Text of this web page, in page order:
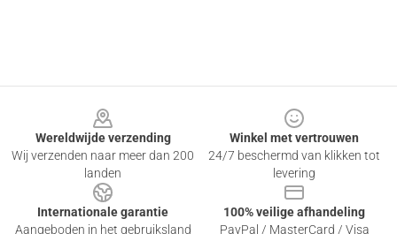
Wereldwijde verzending
Wij verzenden naar meer dan 200
landen
Winkel met vertrouwen
24/7 beschermd van klikken tot
levering
Internationale garantie
Aangeboden in het gebruiksland
100% veilige afhandeling
PayPal / MasterCard / Visa